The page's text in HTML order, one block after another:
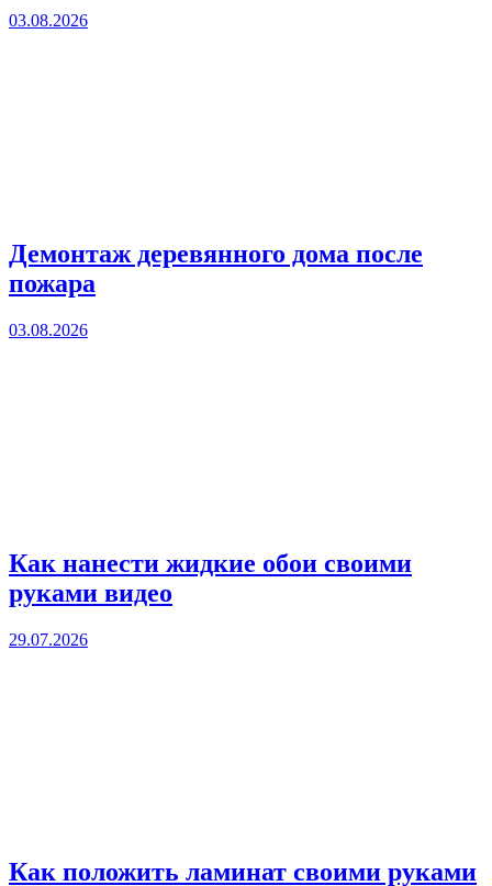
03.08.2026
Демонтаж деревянного дома после
пожара
03.08.2026
Как нанести жидкие обои своими
руками видео
29.07.2026
Как положить ламинат своими руками